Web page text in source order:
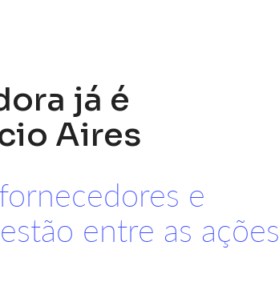
já é
Aires
e
entre as ações